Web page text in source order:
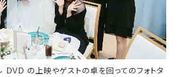
DVD の上映やゲストの卓を回ってのフォトタ